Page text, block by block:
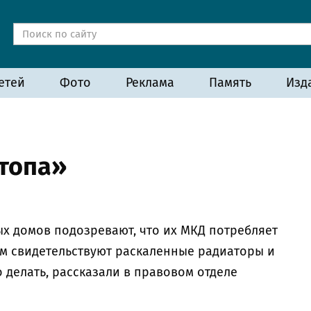
Фото Реклама Память
домов подозревают, что их МКД потребляет
свидетельствуют раскаленные радиаторы и
рассказали в правовом отделе